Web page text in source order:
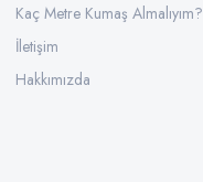
Kaç Metre Kumaş Almalıyım?
İletişim
Hakkımızda